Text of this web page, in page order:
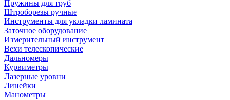
Пружины для труб
Штроборезы ручные
Инструменты для укладки ламината
Заточное оборудование
Измерительный инструмент
Вехи телескопические
Дальномеры
Курвиметры
Лазерные уровни
Линейки
Манометры